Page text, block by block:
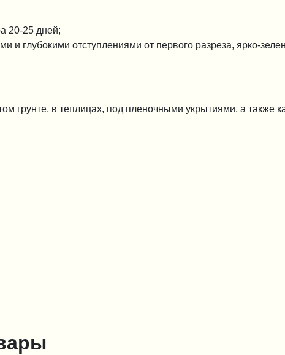
20-25 дней;
и глубокими отступлениями от первого разреза, ярко-
грунте, в теплицах, под пленочными укрытиями, а также